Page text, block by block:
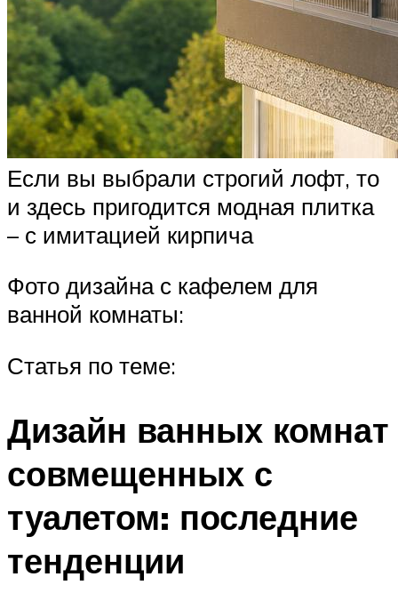
Если вы выбрали строгий лофт, то
и здесь пригодится модная плитка
– с имитацией кирпича
Фото дизайна с кафелем для
ванной комнаты:
Статья по теме:
Дизайн ванных комнат
совмещенных с
туалетом: последние
тенденции